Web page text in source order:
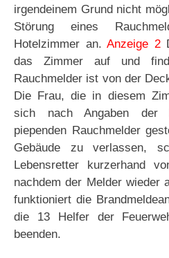
irgendeinem Grund nicht
Störung eines
Hotelzimmer an. Anzeige 2
das Zimmer auf und
Rauchmelder ist von der
Die Frau, die in diesem
sich nach Angaben der
piependen Rauchmelder
Gebäude zu verlassen,
Lebensretter kurzerhand
nachdem der Melder wieder
funktioniert die
die 13 Helfer der
beenden.